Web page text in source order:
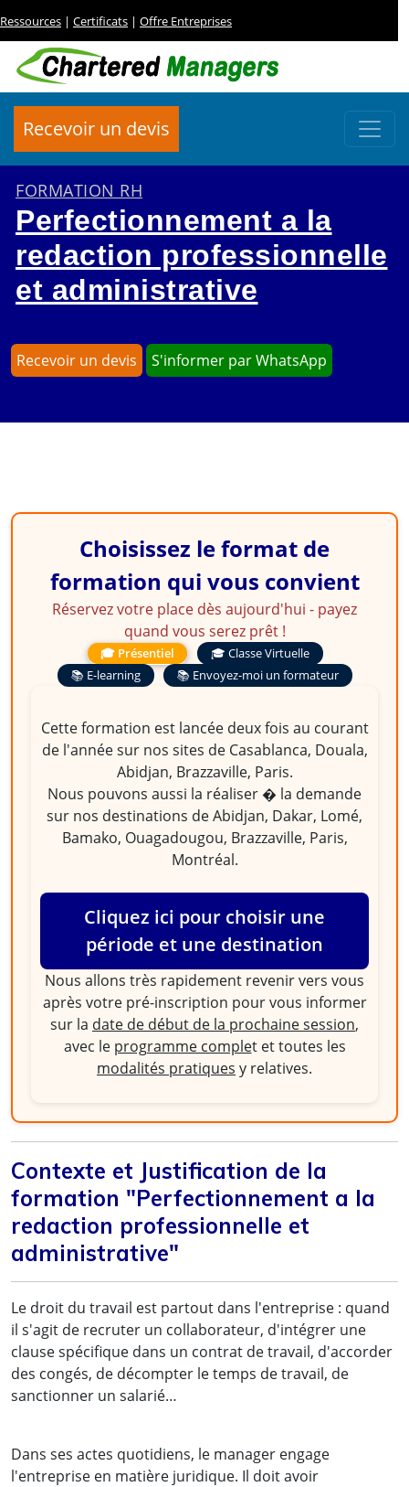
Ressources | Certificats | Offre Entreprises
Recevoir un devis
FORMATION RH
Perfectionnement a la
redaction professionnelle
et administrative
Recevoir un devis S'informer par WhatsApp
Choisissez le format de
formation qui vous convient
Réservez votre place dès aujourd'hui - payez
quand vous serez prêt !
🎓 Présentiel
🎓 Classe Virtuelle
📚 E-learning
📚 Envoyez-moi un formateur
Cette formation est lancée deux fois au courant
de l'année sur nos sites de Casablanca, Douala,
Abidjan, Brazzaville, Paris.
Nous pouvons aussi la réaliser � la demande
sur nos destinations de Abidjan, Dakar, Lomé,
Bamako, Ouagadougou, Brazzaville, Paris,
Montréal.
Cliquez ici pour choisir une
période et une destination
Nous allons très rapidement revenir vers vous
après votre pré-inscription pour vous informer
sur la date de début de la prochaine session,
avec le programme complet et toutes les
modalités pratiques y relatives.
Contexte et Justification de la
formation "Perfectionnement a la
redaction professionnelle et
administrative"
Le droit du travail est partout dans l'entreprise : quand
il s'agit de recruter un collaborateur, d'intégrer une
clause spécifique dans un contrat de travail, d'accorder
des congés, de décompter le temps de travail, de
sanctionner un salarié…
Dans ses actes quotidiens, le manager engage
l'entreprise en matière juridique. Il doit avoir